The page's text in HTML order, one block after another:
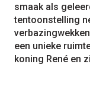
smaak als
tentoonstelling
een unieke
koning René en